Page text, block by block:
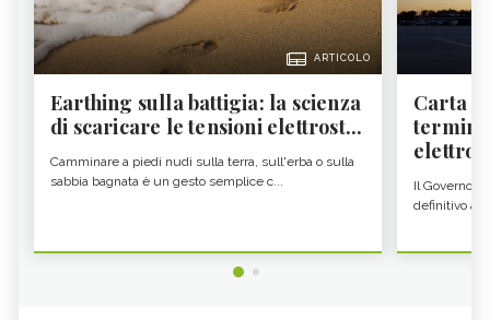
ARTICOLO
Earthing sulla battigia: la scienza
di scaricare le tensioni elettrost...
Camminare a piedi nudi sulla terra, sull'erba o sulla
sabbia bagnata è un gesto semplice c...
Carta
Il Governo
definitivo